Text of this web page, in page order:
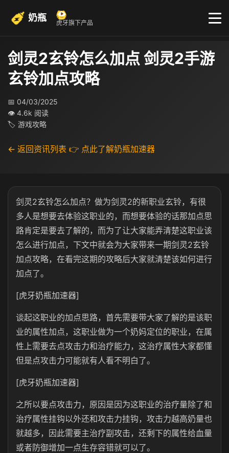
奶瓶 虎牙旗下产品
剑灵2玄铃怎么加点 剑灵2手游
玄铃加点攻略
📅 04/03/2025
👁 4.6k 阅读
🏷 游戏攻略
← 返回资讯列表 👉 点此了解奶瓶加速器
剑灵2玄铃怎么加点？做为剑灵2的新职业玄铃，有很
多人是想要去体验这职业的，而想要体验的话那加点思
路肯定是要去了解的，而为了让大家能弄清楚这职业该
怎么进行加点，下文中就会为大家带来一期剑灵2玄铃
加点攻略，在看完这期的攻略后大家就清楚该如何进行
加点了。
[虎牙奶瓶加速器]
谈起这职业的加点思路，首先需要带大家了解的是该职
业的属性加点，这职业做为一个奶妈定位的职业，在属
性上需要去点攻击力和治疗能力，这治疗属性大家都懂
但是点攻击力可能就有人看不明白了。
[虎牙奶瓶加速器]
之所以要点攻击力，原因是因为这职业的治疗量除了和
治疗属性挂钩以外还和攻击力挂钩，攻击力越高奶量也
就越多，因此需要主治疗副攻击，还剩下的属性给血量
或者防御增加一点生存容错就可以了。